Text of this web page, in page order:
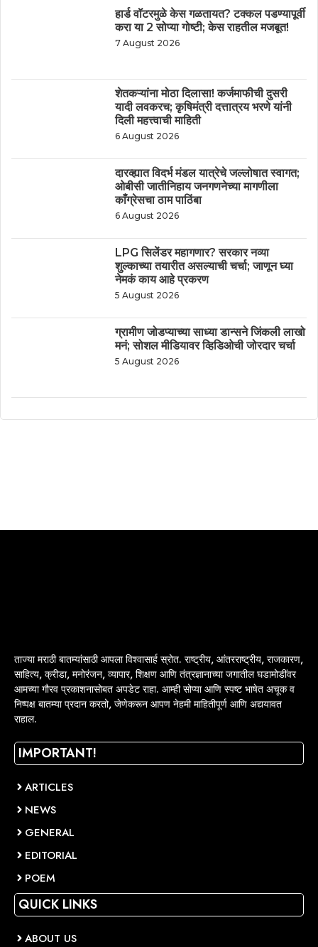
हार्ड वॉटरमुळे केस गळतायत? टक्कल पडण्यापूर्वी
करा या 2 सोप्या गोष्टी; केस राहतील मजबूत!
7 August 2026
शेतकऱ्यांना मोठा दिलासा! कर्जमाफीची दुसरी
यादी लवकरच; कृषिमंत्री दत्तात्रय भरणे यांनी
दिली महत्त्वाची माहिती
6 August 2026
दारव्ह्यात विदर्भ मंडल यात्रेचे जल्लोषात स्वागत;
ओबीसी जातीनिहाय जनगणनेच्या मागणीला
काँग्रेसचा ठाम पाठिंबा
6 August 2026
LPG सिलेंडर महागणार? सरकार नव्या
शुल्काच्या तयारीत असल्याची चर्चा; जाणून घ्या
नेमकं काय आहे प्रकरण
5 August 2026
ग्रामीण जोडप्याच्या साध्या डान्सने जिंकली लाखो
मनं; सोशल मीडियावर व्हिडिओची जोरदार चर्चा
5 August 2026
ताज्या मराठी बातम्यांसाठी आपला विश्वासार्ह स्रोत. राष्ट्रीय, आंतरराष्ट्रीय, राजकारण,
साहित्य, क्रीडा, मनोरंजन, व्यापार, शिक्षण आणि तंत्रज्ञानाच्या जगातील घडामोडींवर
आमच्या गौरव प्रकाशनासोबत अपडेट राहा. आम्ही सोप्या आणि स्पष्ट भाषेत अचूक व
निष्पक्ष बातम्या प्रदान करतो, जेणेकरून आपण नेहमी माहितीपूर्ण आणि अद्ययावत
राहाल.
IMPORTANT!
ARTICLES
NEWS
GENERAL
EDITORIAL
POEM
QUICK LINKS
ABOUT US